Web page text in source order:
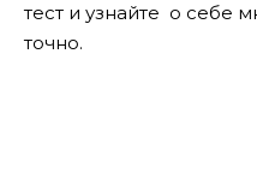
тест и узнайте о себе
точно.